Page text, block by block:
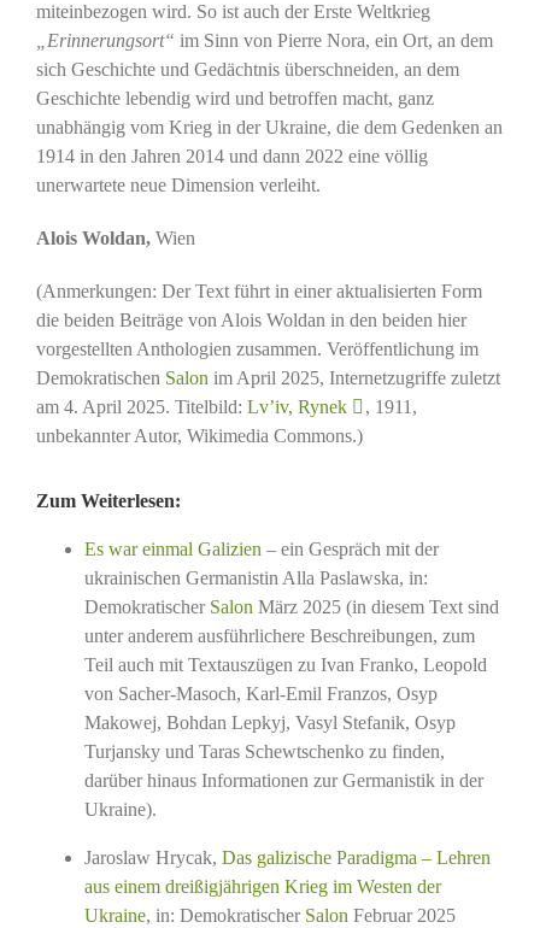
miteinbezogen wird. So ist auch der Erste Weltkrieg
„Erinnerungsort“ im Sinn von Pierre Nora, ein Ort, an dem
sich Geschichte und Gedächtnis überschneiden, an dem
Geschichte lebendig wird und betroffen macht, ganz
unabhängig vom Krieg in der Ukraine, die dem Gedenken an
1914 in den Jahren 2014 und dann 2022 eine völlig
unerwartete neue Dimension verleiht.
Alois Woldan, Wien
(Anmerkungen: Der Text führt in einer aktualisierten Form
die beiden Beiträge von Alois Woldan in den beiden hier
vorgestellten Anthologien zusammen. Veröffentlichung im
Demokratischen Salon im April 2025, Internetzugriffe zuletzt
am 4. April 2025. Titelbild: Lv’iv, Rynek
, 1911,
unbekannter Autor, Wikimedia Commons.)
Zum Weiterlesen:
Es war einmal Galizien – ein Gespräch mit der
ukrainischen Germanistin Alla Paslawska, in:
Demokratischer Salon März 2025 (in diesem Text sind
unter anderem ausführlichere Beschreibungen, zum
Teil auch mit Textauszügen zu Ivan Franko, Leopold
von Sacher-Masoch, Karl-Emil Franzos, Osyp
Makowej, Bohdan Lepkyj, Vasyl Stefanik, Osyp
Turjansky und Taras Schewtschenko zu finden,
darüber hinaus Informationen zur Germanistik in der
Ukraine).
Jaroslaw Hrycak, Das galizische Paradigma – Lehren
aus einem dreißigjährigen Krieg im Westen der
Ukraine, in: Demokratischer Salon Februar 2025